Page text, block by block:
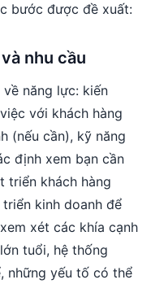
bước được đề xuất:
nhu cầu
năng lực: kiến
với khách hàng
(nếu cần), kỹ năng
định xem bạn cần
triển khách hàng
kinh doanh để
xét các khía cạnh
tuổi, hệ thống
những yếu tố có thể